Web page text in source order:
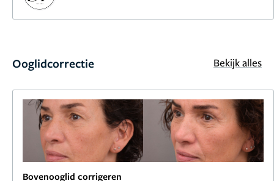
Ooglidcorrectie Bekijk alles
Bovenooglid corrigeren